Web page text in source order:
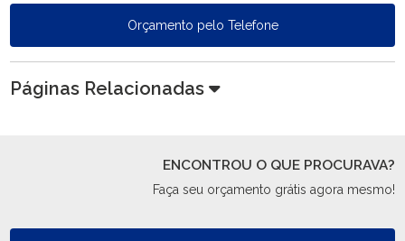
Orçamento pelo Telefone
Páginas Relacionadas
ENCONTROU O QUE PROCURAVA?
Faça seu orçamento grátis agora mesmo!